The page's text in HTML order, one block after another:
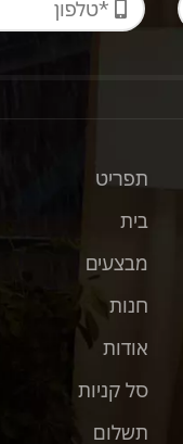
תפריט
בית
מבצעים
חנות
אודות
סל קניות
תשלום